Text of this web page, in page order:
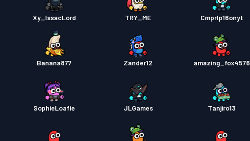
Xy_IssacLord TRY_ME Cmprlp16onyt
Banana877 Zander12 amazing_fox4576
SophieLoafie JLGames Tanjiro13